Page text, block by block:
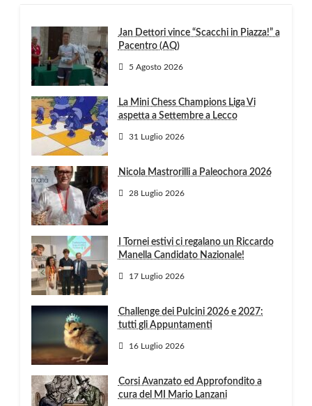
Jan Dettori vince “Scacchi in Piazza!” a
Pacentro (AQ)
5 Agosto 2026
La Mini Chess Champions Liga Vi
aspetta a Settembre a Lecco
31 Luglio 2026
Nicola Mastrorilli a Paleochora 2026
28 Luglio 2026
I Tornei estivi ci regalano un Riccardo
Manella Candidato Nazionale!
17 Luglio 2026
Challenge dei Pulcini 2026 e 2027:
tutti gli Appuntamenti
16 Luglio 2026
Corsi Avanzato ed Approfondito a
cura del MI Mario Lanzani